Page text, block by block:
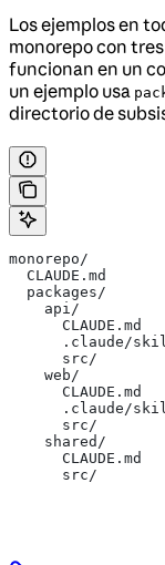
Los ejemplos en
monorepo con
funcionan en un
un ejemplo usa
directorio de
monorepo/
CLAUDE.md
  packages/
    api/
CLAUDE.md
.claude/
      src/
    web/
CLAUDE.md
.claude/
      src/
    shared/
CLAUDE.md
      src/